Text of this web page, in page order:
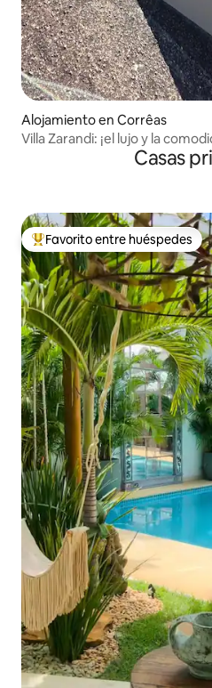
Alojamiento en Corrêas
Villa Zarandi: ¡el lujo y la
Casas
Favorito entre los huéspedes
Favorito entre huéspedes